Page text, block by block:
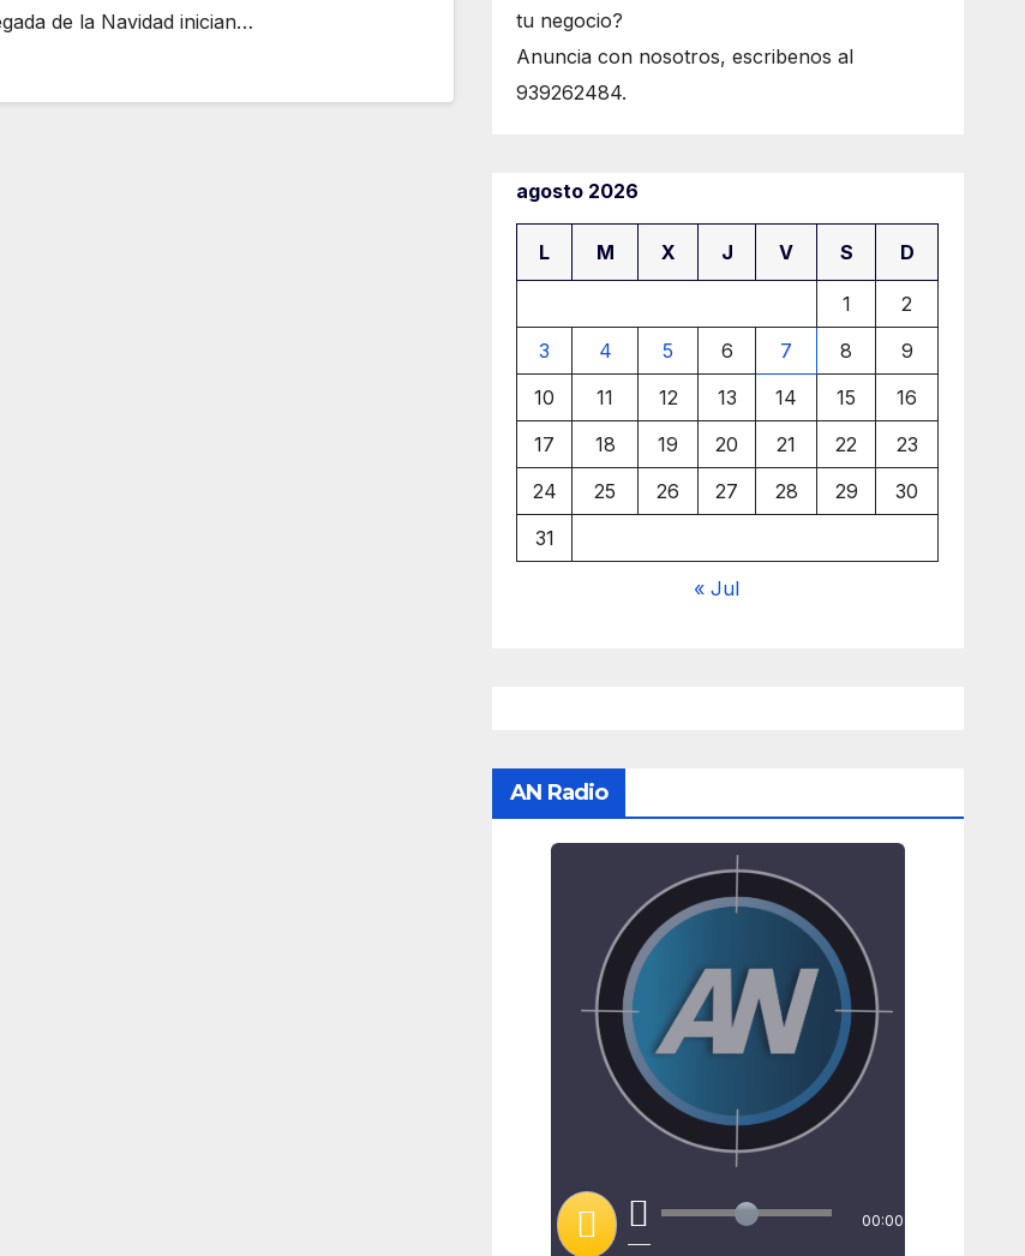
de la Navidad inician…
tu negocio?
Anuncia con nosotros, escribenos al
939262484.
agosto 2026
L M X J V S D
1
2
3
4 5 6 7 8
9
10
11 12 13 14 15
16
17
18 19 20 21 22
23
24
25 26 27 28 29
30
31
« Jul
AN Radio
00:00